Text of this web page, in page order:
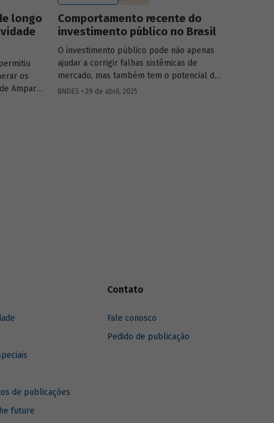
longo
os
Amparo
Comportamento recente do
investimento público no Brasil
O investimento público pode não apenas
ajudar a corrigir falhas sistêmicas de
mercado, mas também tem o potencial de
gerar externalidades positivas para a
BNDES • 29 de abril, 2025
de publicações
future
Contato
Fale conosco
Pedido de publicação